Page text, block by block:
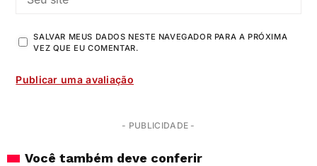
SALVAR MEUS DADOS NESTE NAVEGADOR PARA A PRÓXIMA
VEZ QUE EU COMENTAR.
- PUBLICIDADE -
Você também deve conferir